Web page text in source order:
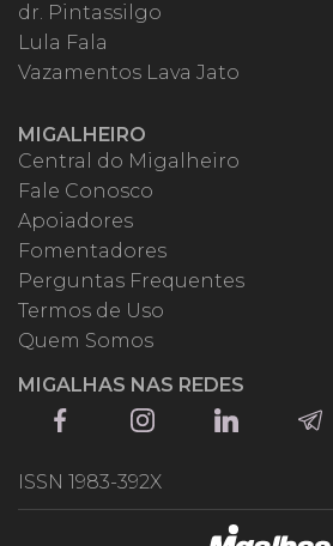
dr. Pintassilgo
Lula Fala
Vazamentos Lava Jato
MIGALHEIRO
Central do Migalheiro
Fale Conosco
Apoiadores
Fomentadores
Perguntas Frequentes
Termos de Uso
Quem Somos
MIGALHAS NAS REDES
ISSN 1983-392X